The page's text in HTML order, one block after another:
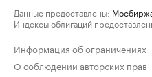
Данные предоставлены:
Индексы облигаций
Информация об ограничениях
О соблюдении авторских прав